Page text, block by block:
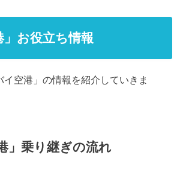
」お役立ち情報
イ空港」の情報を紹介していきま
」乗り継ぎの流れ